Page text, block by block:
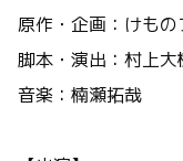
原作・企画：けも
脚本・演出：村上大
音楽：楠瀬拓哉